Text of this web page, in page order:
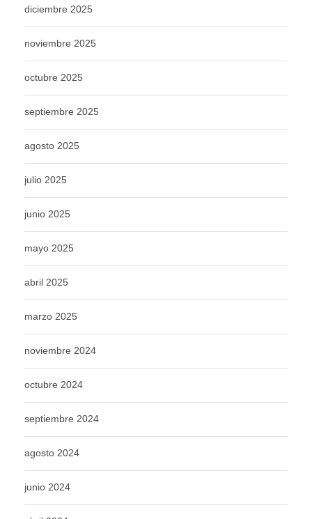
diciembre 2025
noviembre 2025
octubre 2025
septiembre 2025
agosto 2025
julio 2025
junio 2025
mayo 2025
abril 2025
marzo 2025
noviembre 2024
octubre 2024
septiembre 2024
agosto 2024
junio 2024